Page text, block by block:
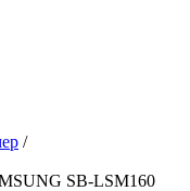
/
SB-LSM160